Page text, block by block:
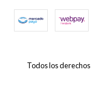
Todos los